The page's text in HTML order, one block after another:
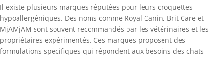
Il existe plusieurs marques réputées pour leurs croquettes
hypoallergéniques. Des noms comme Royal Canin, Brit Care et
MjAMjAM sont souvent recommandés par les vétérinaires et les
propriétaires expérimentés. Ces marques proposent des
formulations spécifiques qui répondent aux besoins des chats